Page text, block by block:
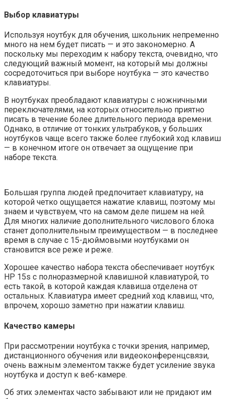
Выбор клавиатуры
Используя ноутбук для обучения, школьник непременно
много на нем будет писать — и это закономерно. А
поскольку мы переходим к набору текста, очевидно, что
следующий важный момент, на который мы должны
сосредоточиться при выборе ноутбука — это качество
клавиатуры.
В ноутбуках преобладают клавиатуры с ножничными
переключателями, на которых относительно приятно
писать в течение более длительного периода времени.
Однако, в отличие от тонких ультрабуков, у больших
ноутбуков чаще всего также более глубокий ход клавиш
— в конечном итоге он отвечает за ощущение при
наборе текста.
Большая группа людей предпочитает клавиатуру, на
которой четко ощущается нажатие клавиш, поэтому мы
знаем и чувствуем, что на самом деле пишем на ней.
Для многих наличие дополнительного числового блока
станет дополнительным преимуществом — в последнее
время в случае с 15-дюймовыми ноутбуками он
становится все реже и реже.
Хорошее качество набора текста обеспечивает ноутбук
HP 15s с полноразмерной клавишной клавиатурой, то
есть такой, в которой каждая клавиша отделена от
остальных. Клавиатура имеет средний ход клавиш, что,
впрочем, хорошо заметно при нажатии клавиш.
Качество камеры
При рассмотрении ноутбука с точки зрения, например,
дистанционного обучения или видеоконференцсвязи,
очень важным элементом также будет усиление звука
ноутбука и доступ к веб-камере.
Об этих элементах часто забывают или не придают им